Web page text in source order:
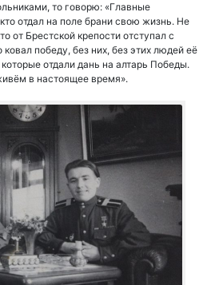
то говорю: «Главные
отдал на поле брани свою жизнь. Не
от Брестской крепости отступал с
победу, без них, без этих людей её
отдали дань на алтарь Победы.
в настоящее время».